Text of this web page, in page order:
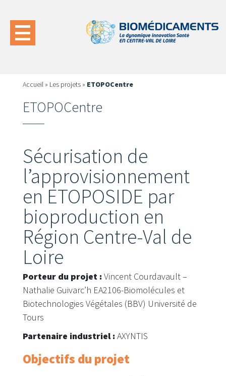
Accueil » Les projets » ETOPOCentre
ETOPOCentre
Sécurisation de
l’approvisionnement
en ETOPOSIDE par
bioproduction en
Région Centre-Val de
Loire
Porteur du projet : Vincent Courdavault –
Nathalie Guivarc’h EA2106-Biomolécules et
Biotechnologies Végétales (BBV) Université de
Tours
Partenaire industriel : AXYNTIS
Objectifs du projet